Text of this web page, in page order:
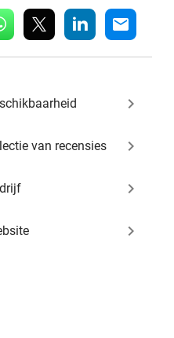
linkedin mail
keyboard_arrow_right
van recensies keyboard_arrow_right
keyboard_arrow_right
keyboard_arrow_right